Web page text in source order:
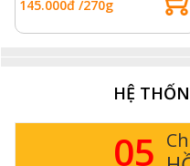
trong vẫn mọng nước.
145.000đ /270g
HỆ
05